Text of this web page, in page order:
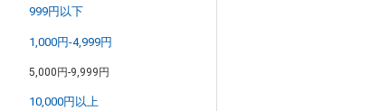
999円以下
1,000円-4,999円
5,000円-9,999円
10,000円以上